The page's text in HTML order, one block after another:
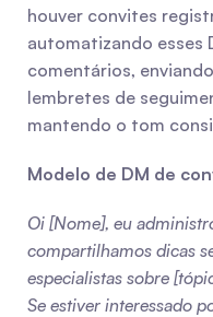
houver convites
automatizando esses
comentários,
lembretes de
mantendo o tom
Modelo de DM de
Oi [Nome], eu
compartilhamos dicas
especialistas sobre
Se estiver interessado